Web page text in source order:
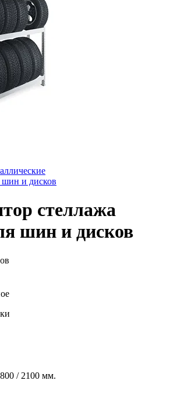
и дисков
стеллажа
шин и дисков
/ 2100 мм.